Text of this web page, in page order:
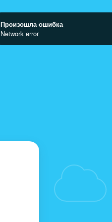
Произошла ошибка
Network error